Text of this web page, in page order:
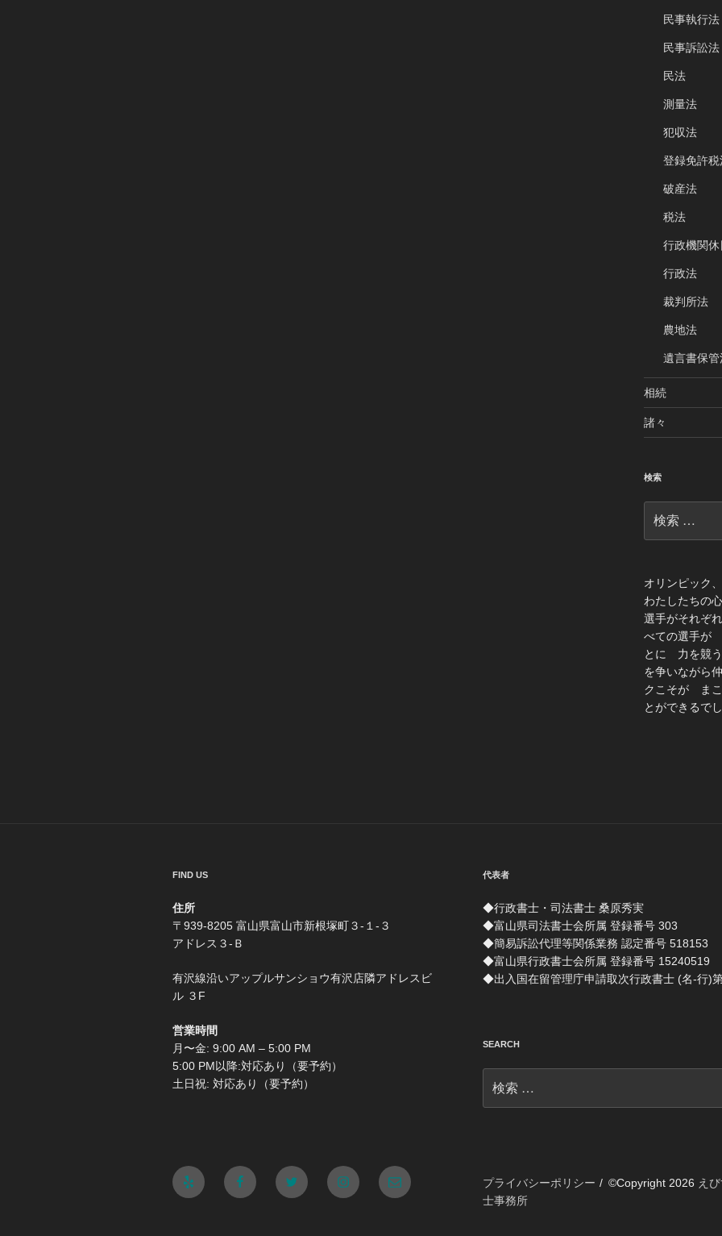
民事執行法
民事訴訟法
民法
測量法
犯収法
登録免許税
破産法
税法
行政機関休
行政法
裁判所法
農地法
遺言書保管
相続
諸々
検索
索:
オリンピック
わたしたちの
選手がそれぞ
べての選手が
とに 力を競う
を争いながら
クこそが まこ
とができるで
FIND US
住所
〒939-8205 富山県富山市新根塚町３-１-３
アドレス３-Ｂ
有沢線沿いアップルサンショウ有沢店隣アドレスビ
ル ３F
営業時間
月〜金: 9:00 AM – 5:00 PM
5:00 PM以降:対応あり（要予約）
土日祝: 対応あり（要予約）
代表者
◆行政書士・司法書士 桑原秀実
◆富山県司法書士会所属 登録番号 303
◆簡易訴訟代理等関係業務 認定番号 518153
◆富山県行政書士会所属 登録番号 15240519
◆出入国在留管理庁申請取次行政書士 (名-行)
SEARCH
索:
Yelp FacebookTwitter Instagram
メ
プライバシーポリシー ©Copyright 2026 え
士事務所